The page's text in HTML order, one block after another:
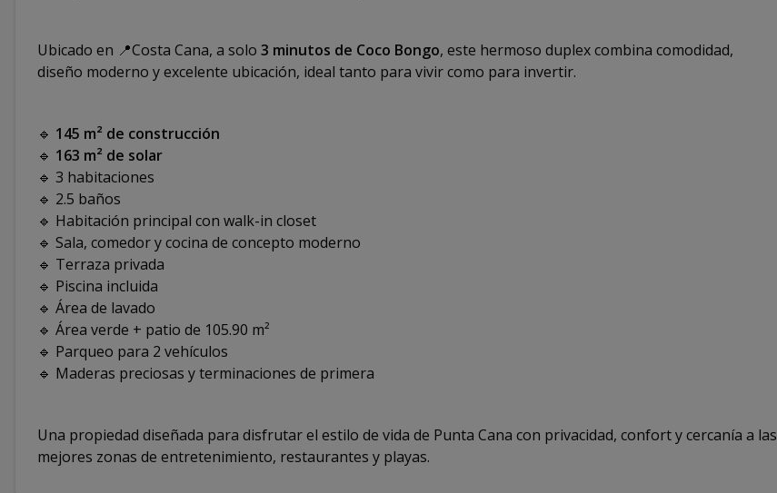
Ubicado en 📍Costa Cana, a solo 3 minutos de Coco Bongo, este hermoso duplex combina comodidad,
diseño moderno y excelente ubicación, ideal tanto para vivir como para invertir.
🔹 145 m² de construcción
🔹 163 m² de solar
🔹 3 habitaciones
🔹 2.5 baños
🔹 Habitación principal con walk-in closet
🔹 Sala, comedor y cocina de concepto moderno
🔹 Terraza privada
🔹 Piscina incluida
🔹 Área de lavado
🔹 Área verde + patio de 105.90 m²
🔹 Parqueo para 2 vehículos
🔹 Maderas preciosas y terminaciones de primera
Una propiedad diseñada para disfrutar el estilo de vida de Punta Cana con privacidad, confort y cercanía a las
mejores zonas de entretenimiento, restaurantes y playas.